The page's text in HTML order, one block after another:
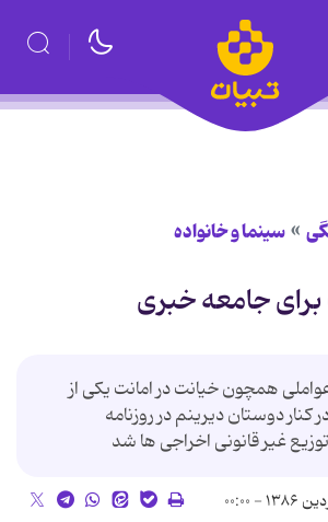
سینما و خانواده
جامعه خبری
همچون خیانت در امانت یکی از
کنار دوستان دیرینم در روزنامه
غیر قانونی اخراجی ها شد